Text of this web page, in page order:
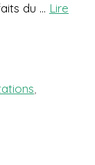
du … Lire